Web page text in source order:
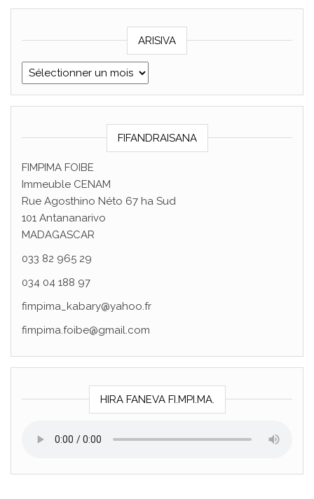
ARISIVA
ARISIVA
FIFANDRAISANA
FIMPIMA FOIBE
Immeuble CENAM
Rue Agosthino Néto 67 ha Sud
101 Antananarivo
MADAGASCAR
033 82 965 29
034 04 188 97
fimpima_kabary@yahoo.fr
fimpima.foibe@gmail.com
HIRA FANEVA FI.MPI.MA.